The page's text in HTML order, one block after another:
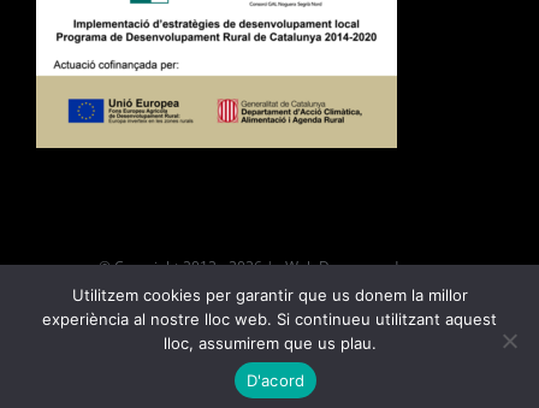
© Copyright 2012 -2026 | Web Desarroyada por
|
Política de privacitat|
Política de
cookies|
Avís legal i condicions d’ús
646719399
Utilitzem cookies per garantir que us donem la millor
experiència al nostre lloc web. Si continueu utilitzant aquest
lloc, assumirem que us plau.
D'acord